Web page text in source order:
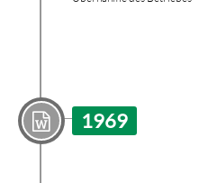
1969